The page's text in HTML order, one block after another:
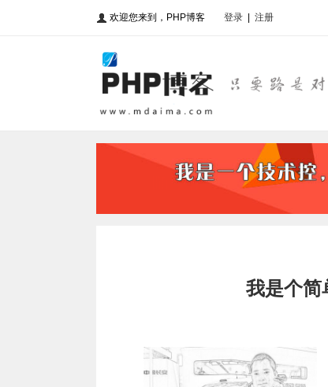
欢迎您来到，PHP博客 登录 注册
我是个简